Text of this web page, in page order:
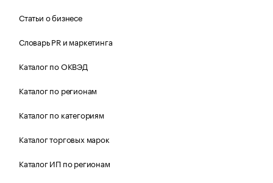
Статьи о бизнесе
Словарь PR и маркетинга
Каталог по ОКВЭД
Каталог по регионам
Каталог по категориям
Каталог торговых марок
Каталог ИП по регионам